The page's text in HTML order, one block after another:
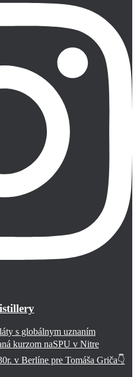
s globálnym uznaním
kurzom naSPU v Nitre
v Berlíne pre Tomáša Griča👇